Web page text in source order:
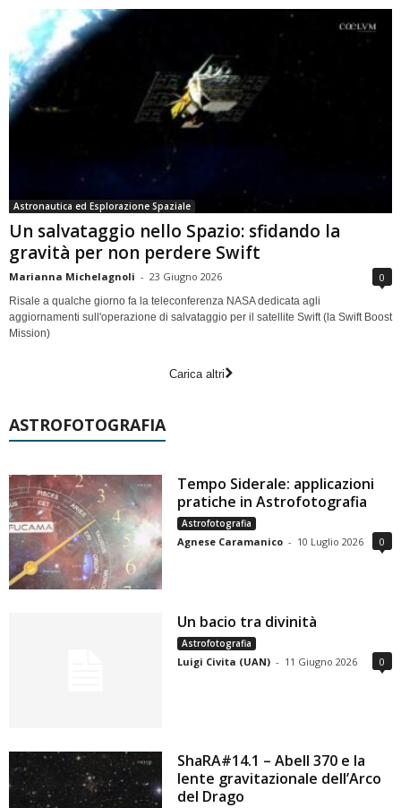
Astronautica ed Esplorazione Spaziale
Un salvataggio nello Spazio: sfidando la
gravità per non perdere Swift
Marianna Michelagnoli - 23 Giugno 2026 0
Risale a qualche giorno fa la teleconferenza NASA dedicata agli
aggiornamenti sull'operazione di salvataggio per il satellite Swift (la Swift Boost
Mission)
Carica altri
ASTROFOTOGRAFIA
Tempo Siderale: applicazioni
pratiche in Astrofotografia
Astrofotografia
Agnese Caramanico - 10 Luglio 2026 0
Un bacio tra divinità
Astrofotografia
Luigi Civita (UAN) - 11 Giugno 2026 0
ShaRA#14.1 – Abell 370 e la
lente gravitazionale dell’Arco
del Drago